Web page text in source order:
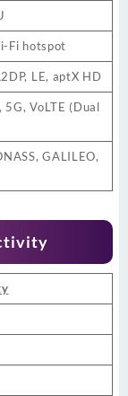
Fi hotspot
LE, aptX HD
5G, VoLTE (Dual
GALILEO,